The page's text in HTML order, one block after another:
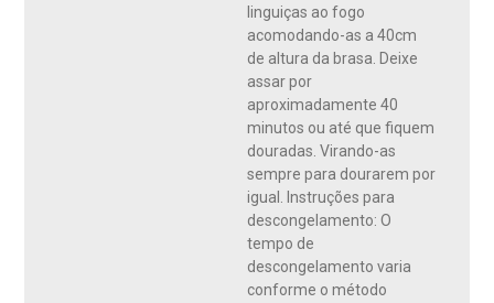
linguiças ao fogo
acomodando-as a 40cm
de altura da brasa. Deixe
assar por
aproximadamente 40
minutos ou até que fiquem
douradas. Virando-as
sempre para dourarem por
igual. Instruções para
descongelamento: O
tempo de
descongelamento varia
conforme o método